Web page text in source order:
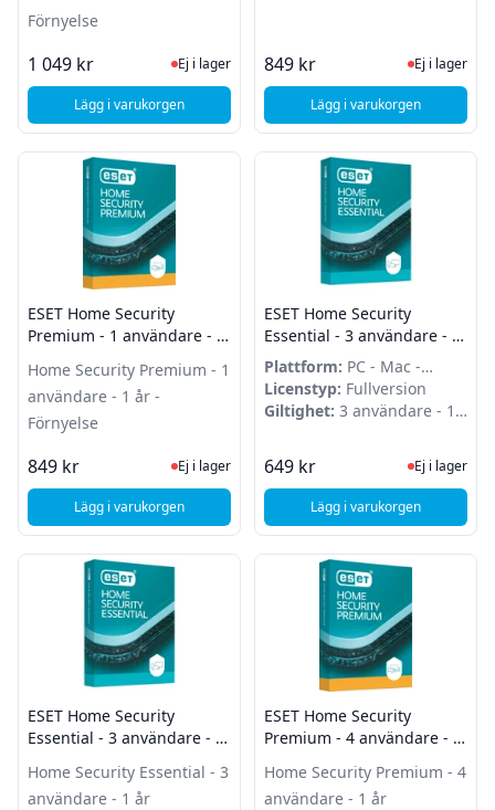
Förnyelse
1 049 kr Ej i lager, besök produktsidan för
Ej i lager
Lägg i varukorgen, ESET Home Security Premium - 4 användare - 1 år -
849 kr Ej i lager,
Ej i lager
Lägg i varukorgen
, ESET Home
ESET Home Security
Premium - 1 användare - 1
Home Security Premium - 1
användare - 1 år -
Förnyelse
849 kr Ej i lager, besök produktsidan för
Ej i lager
Lägg i varukorgen, ESET Home Security Premium - 1 användare - 1 år -
ESET Home Security
Essential - 3 användare - 1
år - Förnyelse
Plattform: PC - Mac -
Android
Licenstyp: Fullversion
Giltighet: 3 användare - 1
649 kr Ej i lager,
Ej i lager
Lägg i varukorgen
, ESET Home
ESET Home Security
Essential - 3 användare - 1
Home Security Essential - 3
användare - 1 år
ESET Home Security
Premium - 4 användare - 1
Home Security Premium - 4
användare - 1 år